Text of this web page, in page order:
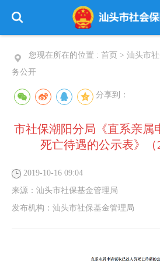
您现在所在的位置 : 首页 > 汕头市
务公开
分享到：
市社保潮阳分局《直系亲属
死亡待遇的公示表》（
2019-10-16 09:04
来源： 汕头市社保基金管理局
发布机构： 汕头市社保基金管理局